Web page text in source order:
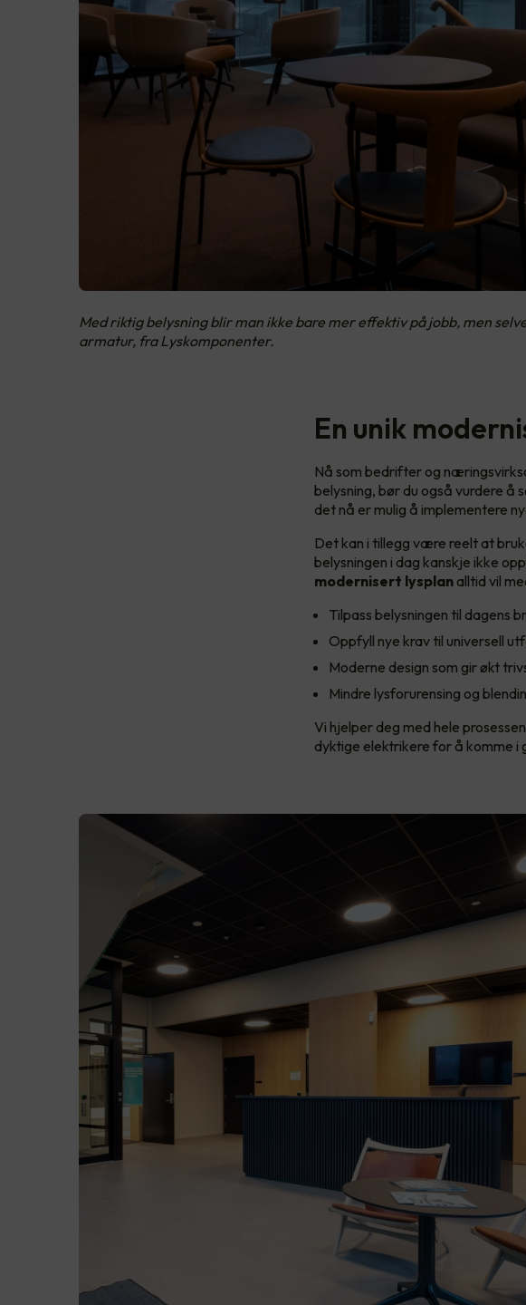
Med riktig belysning blir man ikke bare mer effektiv på jobb, men
armatur, fra Lyskomponenter.
En unik
Nå som bedrifter og
belysning, bør du også vurdere å
det nå er mulig å implementere
Det kan i tillegg være reelt at
belysningen i dag kanskje ikke
modernisert lysplan alltid vil
Tilpass belysningen til dagens
Oppfyll nye krav til universell
Moderne design som gir økt
Mindre lysforurensing og
Vi hjelper deg med hele
dyktige elektrikere for å komme i